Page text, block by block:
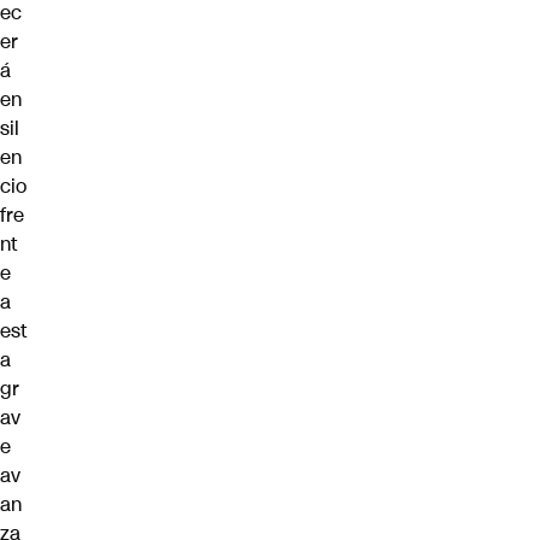
ec
er
á
en
sil
en
cio
fre
nt
e
a
est
a
gr
av
e
av
an
za